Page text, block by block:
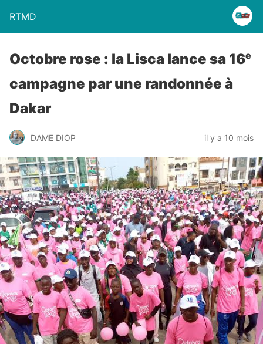
RTMD
Octobre rose : la Lisca lance sa 16ᵉ
campagne par une randonnée à
Dakar
DAME DIOP il y a 10 mois